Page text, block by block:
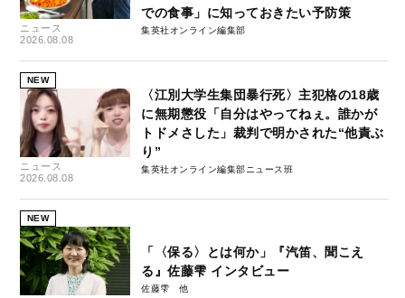
ニュース
2026.08.08
での食事」に知っておきたい予防策
集英社オンライン編集部
NEW
ニュース
2026.08.08
〈江別大学生集団暴行死〉主犯格の18歳
に無期懲役「自分はやってねぇ。誰かが
トドメさした」裁判で明かされた“他責ぶ
り”
集英社オンライン編集部ニュース班
NEW
「〈保る〉とは何か」『汽笛、聞こえ
る』佐藤雫 インタビュー
佐藤雫